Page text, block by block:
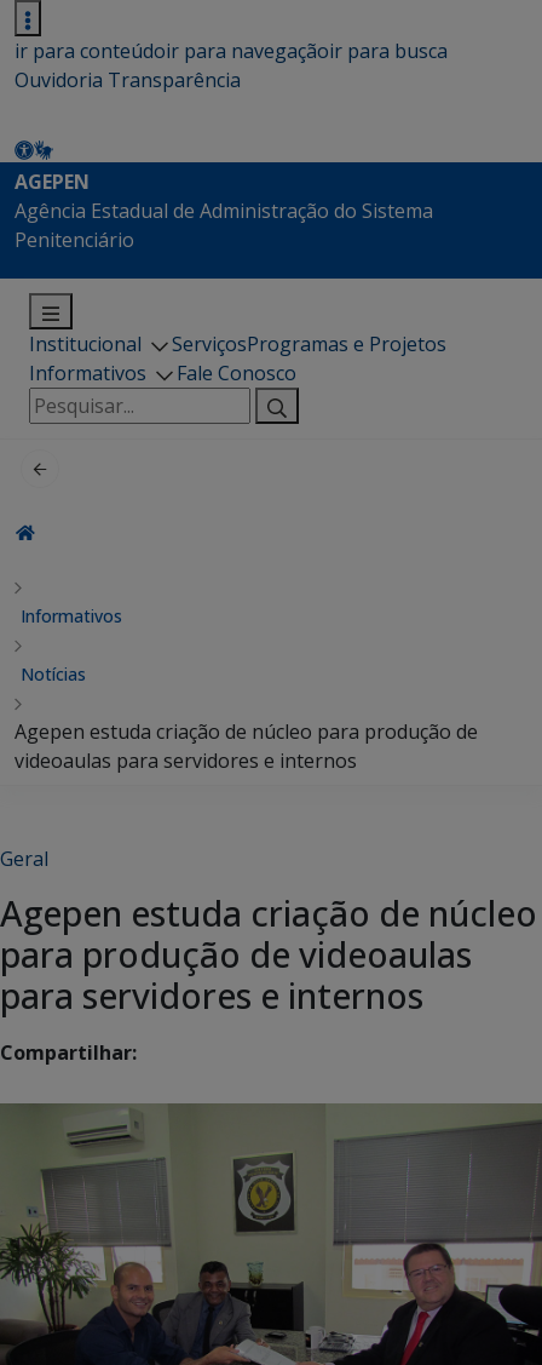
ir para conteúdoir para navegaçãoir para busca
Ouvidoria Transparência
AGEPEN
Agência Estadual de Administração do Sistema
Penitenciário
Institucional ServiçosProgramas e Projetos
Informativos
Fale Conosco
Pesquisar
por:
Informativos
Notícias
Agepen estuda criação de núcleo para produção de
videoaulas para servidores e internos
Geral
Agepen estuda criação de núcleo
para produção de videoaulas
para servidores e internos
Compartilhar: